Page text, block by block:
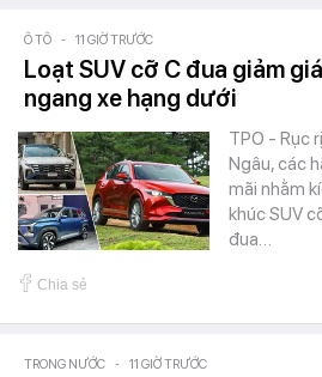
Ô TÔ - 11 GIỜ TRƯỚC
Loạt SUV cỡ C đua giảm
ngang xe hạng dưới
TPO - Rục
Ngâu, các
mãi nhằm
khúc SUV
đua…
Chia sẻ
TRONG NƯỚC - 11 GIỜ TRƯỚC